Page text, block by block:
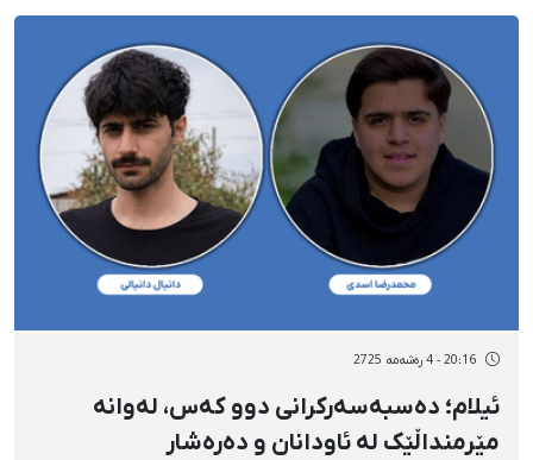
20:16 - 4 رەشەمه 2725
ئیلام؛ دەسبەسەرکرانی دوو کەس، لەوانە
مێرمنداڵێک لە ئاودانان و دەرەشار